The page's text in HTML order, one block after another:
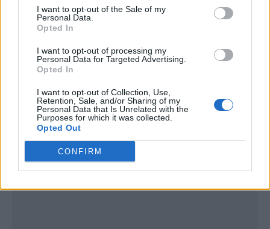
I want to opt-out of the Sale of my
Personal Data.
Opted In
I want to opt-out of processing my
Personal Data for Targeted Advertising.
Opted In
I want to opt-out of Collection, Use,
Retention, Sale, and/or Sharing of my
Personal Data that Is Unrelated with the
Purposes for which it was collected.
Opted Out
CONFIRM